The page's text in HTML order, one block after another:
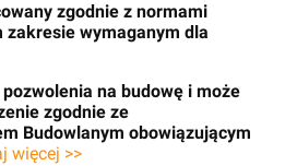
zgodnie z normami
zakresie wymaganym dla
na budowę i może
zgodnie ze
Budowlanym obowiązującym
więcej >>